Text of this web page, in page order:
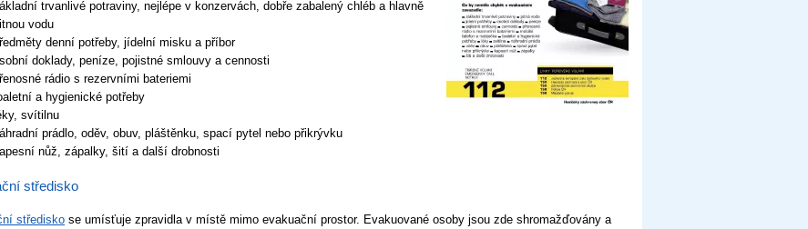
trvanlivé potraviny, nejlépe v konzervách, dobře zabalený chléb a hlavně
vodu
denní potřeby, jídelní misku a příbor
doklady, peníze, pojistné smlouvy a cennosti
rádio s rezervními bateriemi
a hygienické potřeby
svítilnu
prádlo, oděv, obuv, pláštěnku, spací pytel nebo přikrývku
nůž, zápalky, šití a další drobnosti
středisko
středisko se umísťuje zpravidla v místě mimo evakuační prostor. Evakuované osoby jsou zde shromažďovány a